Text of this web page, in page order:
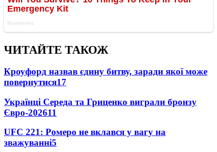
ЧИТАЙТЕ ТАКОЖ
Кроуфорд назвав єдину битву, заради якої може
повернутися17
Українці Середа та Гриценко виграли бронзу
Євро-202611
UFC 221: Ромеро не вклався у вагу на
зважуванні5